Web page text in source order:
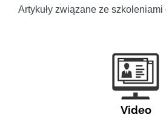
Artykuły związane ze szkoleniami
Video